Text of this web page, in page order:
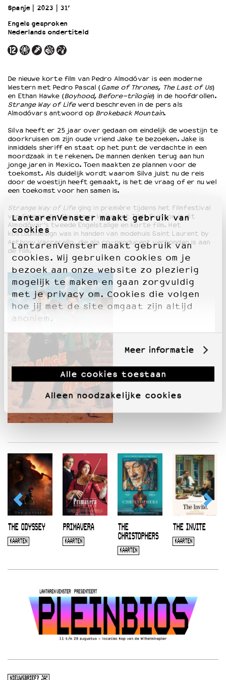
LantarenVenster maakt gebruik van
cookies
LantarenVenster maakt gebruik van
cookies. Wij gebruiken cookies om je
bezoek aan onze website zo plezierig
mogelijk te maken en gaan zorgvuldig
met je privacy om. Cookies die volgen
hoe jij met de site omgaat zijn altijd
anoniem.
Meer informatie
Alle cookies toestaan
Alleen noodzakelijke cookies
OVER LANTARENVENSTER
Werken bij
Word vriend
Historie
Partners
Huisregels
Integriteits- en gedragscode
Duurzaamheid
Culturele boycot Israël
Ruimte voor artistieke vrijheid – VNPF
Spanje
2023
31’
Engels gesproken
Nederlands ondertiteld
De nieuwe korte film van Pedro Almodóvar is een moderne
Western met Pedro Pascal (Game of Thrones, The Last of Us)
en Ethan Hawke (Boyhood, Before-trilogie) in de hoofdrollen.
Strange Way of Lifewerd beschreven in de pers als
Almodóvars antwoord op Brokeback Mountain.
Silva heeft er 25 jaar over gedaan om eindelijk de woestijn te
doorkruisen om zijn oude vriend Jake te bezoeken. Jake is
inmiddels sheriff en staat op het punt de verdachte in een
moordzaak in te rekenen. De mannen denken terug aan hun
jonge jaren in Mexico. Toen maakten ze plannen voor de
toekomst. Als duidelijk wordt waarom Silva juist nu de reis
door de woestijn heeft gemaakt, is het de vraag of er nu wel
een toekomst voor hen samen is.
Strange Way of Lifeging in première tijdens het Filmfestival
van Cannes. NaThe Human Voicemet Tilda Swinton is dit
Almodóvar’s tweede Engelstalige en korte film. Het
kostuumdesign was in handen van modehuis Saint Laurent by
Anthony Vaccarello, die als co-producent verbonden is aan
de film.
THE ODYSSEY
KAARTEN
PRIMAVERA
KAARTEN
THE
CHRISTOPHERS
KAARTEN
THE INVITE
KAARTEN
NIEUWSBRIEF? JA!